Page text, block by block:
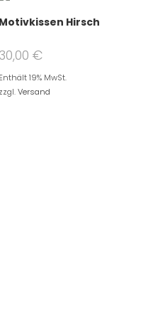
Motivkissen Hirsch
30,00€
Enthält 19% MwSt.
zzgl.Versand